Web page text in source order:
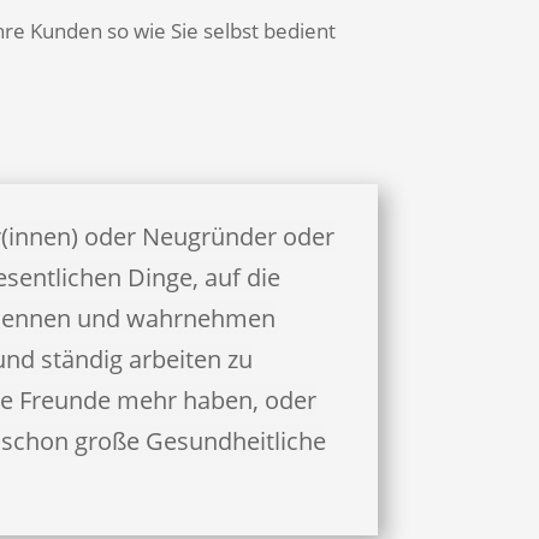
Kunden so wie Sie selbst bedient
oder Neugründer oder
Dinge, auf die
und wahrnehmen
ständig arbeiten zu
Freunde mehr haben, oder
große Gesundheitliche